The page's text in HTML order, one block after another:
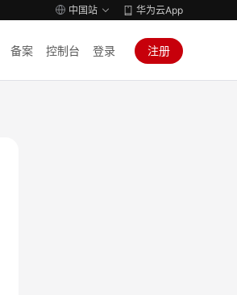
中国站 华为云App
备案 控制台 登录 注册